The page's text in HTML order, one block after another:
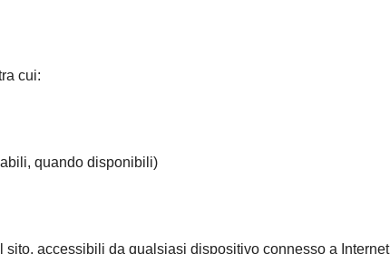
cui:
quando disponibili)
accessibili da qualsiasi dispositivo connesso a Internet